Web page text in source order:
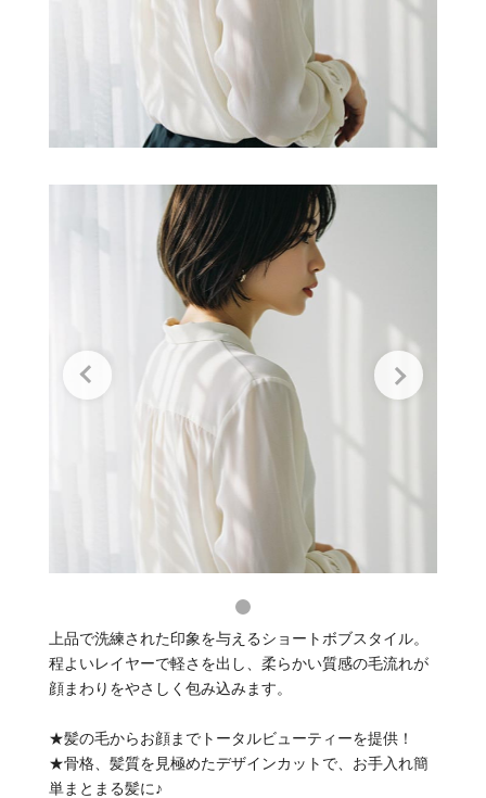
上品で洗練された印象を与えるショートボブスタイル。
程よいレイヤーで軽さを出し、柔らかい質感の毛流れが
顔まわりをやさしく包み込みます。
★髪の毛からお顔までトータルビューティーを提供！
★骨格、髪質を見極めたデザインカットで、お手入れ簡
単まとまる髪に♪